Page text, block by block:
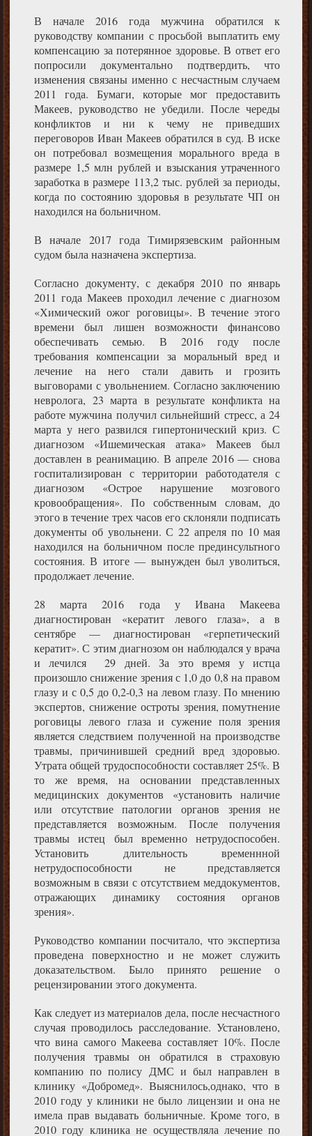
В начале 2016 года мужчина обратился к
руководству компании с просьбой выплатить ему
компенсацию за потерянное здоровье. В ответ его
попросили документально подтвердить, что
изменения связаны именно с несчастным случаем
2011 года. Бумаги, которые мог предоставить
Макеев, руководство не убедили. После череды
конфликтов и ни к чему не приведших
переговоров Иван Макеев обратился в суд. В иске
он потребовал возмещения морального вреда в
размере 1,5 млн рублей и взыскания утраченного
заработка в размере 113,2 тыс. рублей за периоды,
когда по состоянию здоровья в результате ЧП он
находился на больничном.
В начале 2017 года Тимирязевским районным
судом была назначена экспертиза.
Согласно документу, с декабря 2010 по январь
2011 года Макеев проходил лечение с диагнозом
«Химический ожог роговицы». В течение этого
времени был лишен возможности финансово
обеспечивать семью. В 2016 году после
требования компенсации за моральный вред и
лечение на него стали давить и грозить
выговорами с увольнением. Согласно заключению
невролога, 23 марта в результате конфликта на
работе мужчина получил сильнейший стресс, а 24
марта у него развился гипертонический криз. С
диагнозом «Ишемическая атака» Макеев был
доставлен в реанимацию. В апреле 2016 — снова
госпитализирован с территории работодателя с
диагнозом «Острое нарушение мозгового
кровообращения». По собственным словам, до
этого в течение трех часов его склоняли подписать
документы об увольнени. С 22 апреля по 10 мая
находился на больничном после прединсультного
состояния. В итоге — вынужден был уволиться,
продолжает лечение.
28 марта 2016 года у Ивана Макеева
диагностирован «кератит левого глаза», а в
сентябре — диагностирован «герпетический
кератит». С этим диагнозом он наблюдался у врача
и лечился 29 дней. За это время у истца
произошло снижение зрения с 1,0 до 0,8 на правом
глазу и с 0,5 до 0,2-0,3 на левом глазу. По мнению
экспертов, снижение остроты зрения, помутнение
роговицы левого глаза и сужение поля зрения
является следствием полученной на производстве
травмы, причинившей средний вред здоровью.
Утрата общей трудоспособности составляет 25%. В
то же время, на основании представленных
медицинских документов «установить наличие
или отсутствие патологии органов зрения не
представляется возможным. После получения
травмы истец был временно нетрудоспособен.
Установить длительность временнной
нетрудоспособности не представляется
возможным в связи с отсутствием меддокументов,
отражающих динамику состояния органов
зрения».
Руководство компании посчитало, что экспертиза
проведена поверхностно и не может служить
доказательством. Было принято решение о
рецензировании этого документа.
Как следует из материалов дела, после несчастного
случая проводилось расследование. Установлено,
что вина самого Макеева составляет 10%. После
получения травмы он обратился в страховую
компанию по полису ДМС и был направлен в
клинику «Добромед». Выяснилось,однако, что в
2010 году у клиники не было лицензии и она не
имела прав выдавать больничные. Кроме того, в
2010 году клиника не осуществляла лечение по